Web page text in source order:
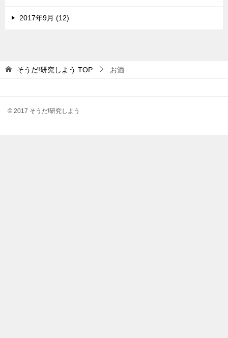
2017年9月 (12)
そうだ!研究しよう TOP お酒
© 2017 そうだ!研究しよう